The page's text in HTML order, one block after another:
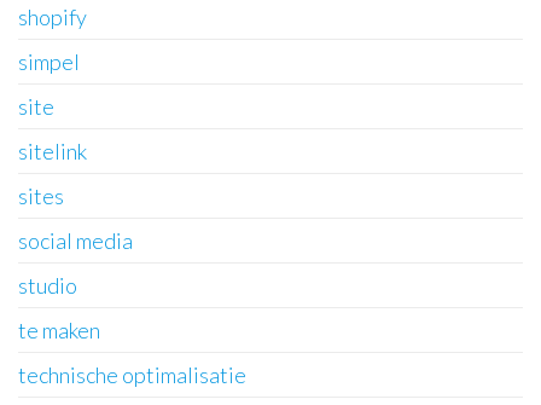
shopify
simpel
site
sitelink
sites
social media
studio
te maken
technische optimalisatie